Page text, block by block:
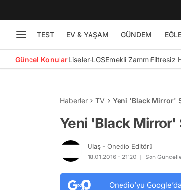
TEST EV & YAŞAM GÜNDEM
Güncel KonularLiseler-LGSEmekli ZammıFiltresiz
Haberler TV Yeni 'Black Mirror'
Yeni 'Black Mirror'
Ulaş - Onedio Editörü
18.01.2016 - 21:20 Son
Onedio’yu